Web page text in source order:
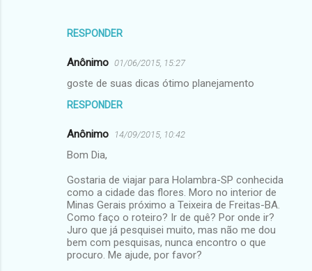
RESPONDER
Anônimo 01/06/2015, 15:27
goste de suas dicas ótimo planejamento
RESPONDER
Anônimo 14/09/2015, 10:42
Bom Dia,
Gostaria de viajar para Holambra-SP conhecida
como a cidade das flores. Moro no interior de
Minas Gerais próximo a Teixeira de Freitas-BA.
Como faço o roteiro? Ir de quê? Por onde ir?
Juro que já pesquisei muito, mas não me dou
bem com pesquisas, nunca encontro o que
procuro. Me ajude, por favor?